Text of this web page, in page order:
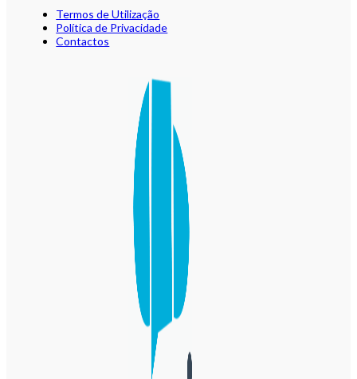
Termos de Utilização
Política de Privacidade
Contactos